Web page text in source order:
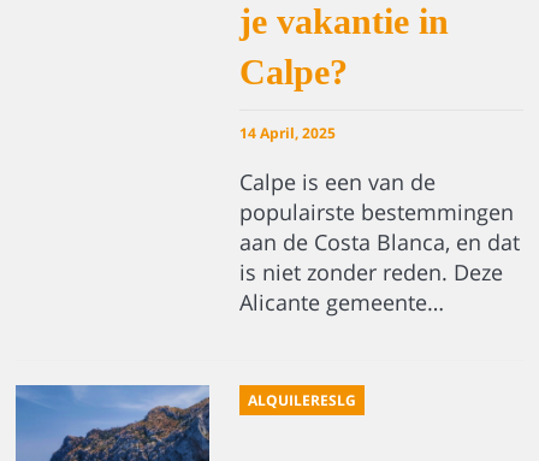
je vakantie in
Calpe?
14 April, 2025
Calpe is een van de
populairste bestemmingen
aan de Costa Blanca, en dat
is niet zonder reden. Deze
Alicante gemeente…
ALQUILERESLG